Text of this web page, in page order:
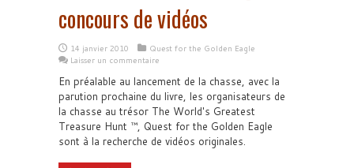
concours de vidéos
14 janvier 2010
Quest for the Golden Eagle
Laisser un commentaire
En préalable au lancement de la chasse, avec la
parution prochaine du livre, les organisateurs de
la chasse au trésor The World's Greatest
Treasure Hunt ™, Quest for the Golden Eagle
sont à la recherche de vidéos originales.